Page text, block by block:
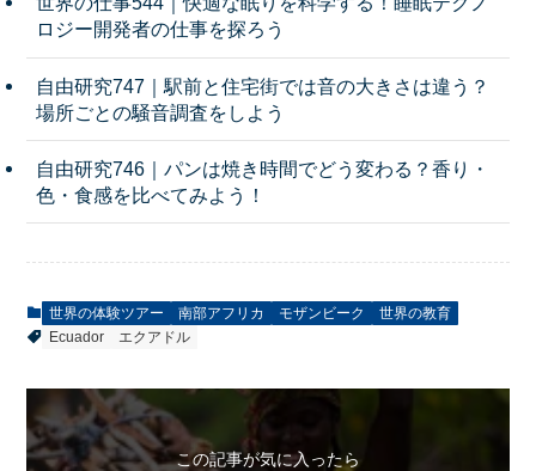
ロジー開発者の仕事を探ろう
自由研究747｜駅前と住宅街では音の大きさは違う？
場所ごとの騒音調査をしよう
自由研究746｜パンは焼き時間でどう変わる？香り・
色・食感を比べてみよう！
世界の体験ツアー 南部アフリカ モザンビーク
世界の教育
Ecuador
エクアドル
この記事が気に入ったら